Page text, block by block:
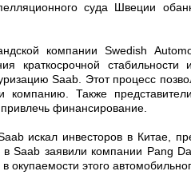
суда Швеции
компании Swedish
краткосрочной
Saab. Этот процесс
компанию. Также
финансирование.
искал инвесторов в Китае,
в Saab заявили компании Pang
окупаемости этого